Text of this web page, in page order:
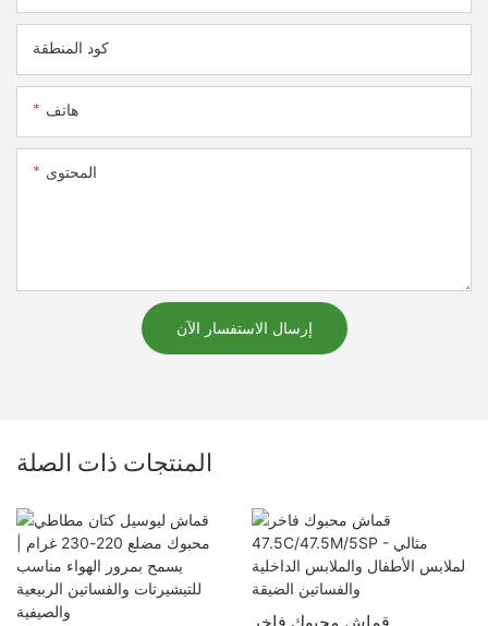
كود المنطقة
هاتف
المحتوى
إرسال الاستفسار الآن
المنتجات ذات الصلة